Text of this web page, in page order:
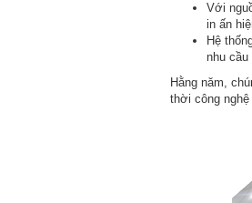
Với
in ấn
Hệ
nhu
Hằng năm,
thời công